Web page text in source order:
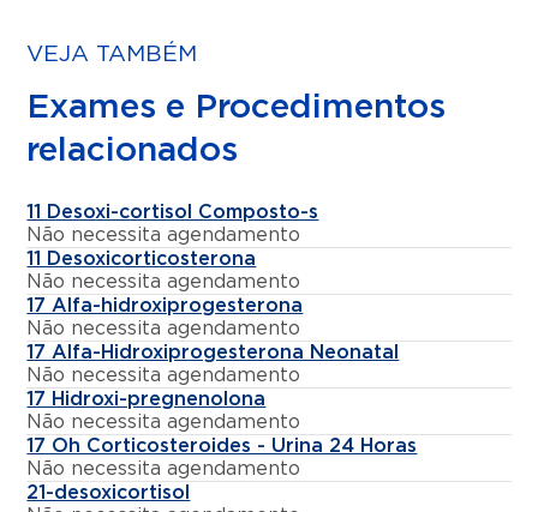
VEJA TAMBÉM
Exames e Procedimentos
relacionados
11 Desoxi-cortisol Composto-s
Não necessita agendamento
11 Desoxicorticosterona
Não necessita agendamento
17 Alfa-hidroxiprogesterona
Não necessita agendamento
17 Alfa-Hidroxiprogesterona Neonatal
Não necessita agendamento
17 Hidroxi-pregnenolona
Não necessita agendamento
17 Oh Corticosteroides - Urina 24 Horas
Não necessita agendamento
21-desoxicortisol